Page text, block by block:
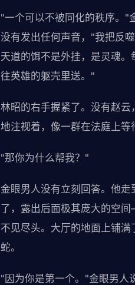
"一个可以不被同化的秩序。"
没有发出任何声音，"我把反
天道的饵不是外挂，是灵魂
往英雄的躯壳里送。"
林昭的右手握紧了。没有赵
地注视着，像一群在法庭上等
"那你为什么帮我？"
金眼男人没有立刻回答。他
了，露出后面极其庞大的空
不见尽头。大厅的地面上铺
蛇。
"因为你是第一个。"金眼男人